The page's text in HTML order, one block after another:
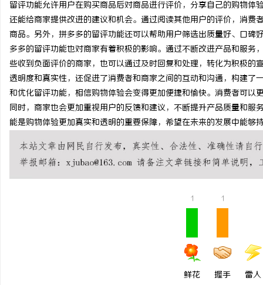
留评功能允许用户在购买商品后对商品进行评价，分享自己的购物
还能给商家提供改进的建议和机会。通过阅读其他用户的评价，消
商品。另外，拼多多的留评功能还可以帮助用户筛选出质量好、口
多多的留评功能也对商家有着积极的影响。通过不断改进产品和服
些收到负面评价的商家，也可以通过及时回复和处理，转化为积极
透明度和真实性，还促进了消费者和商家之间的互动和沟通，构建
和优化留评功能，相信购物体验会变得更加便捷和愉快。消费者可
同时，商家也会更加重视用户的反馈和建议，不断提升产品质量和
能是购物体验更加真实和透明的重要保障，希望在未来的发展中能
1
鲜花
1
握手 雷人